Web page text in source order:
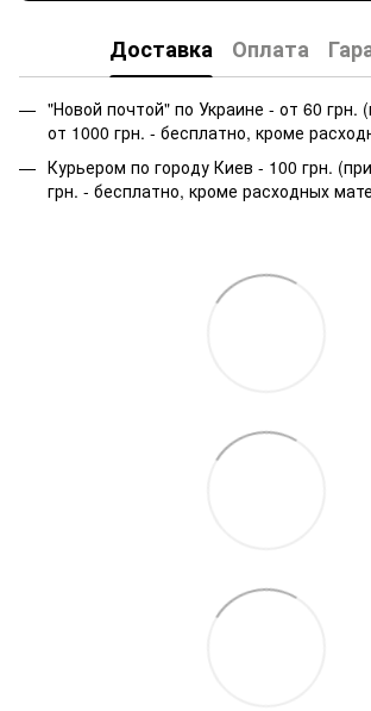
Доставка Оплата
"Новой почтой" по Украине - от 60 грн.
от 1000 грн. - бесплатно, кроме
Курьером по городу Киев - 100 грн.
грн. - бесплатно, кроме расходных